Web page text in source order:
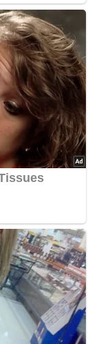
um den
Last
oder ersetze sie
zu
kräftigen
einer
abzurunden.
eine